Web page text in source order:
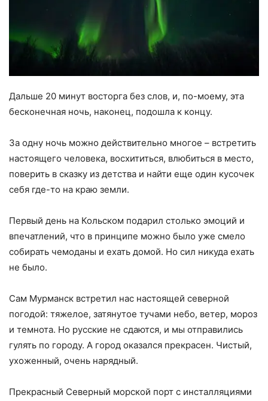
Дальше 20 минут восторга без слов, и, по-моему, эта
бесконечная ночь, наконец, подошла к концу.
За одну ночь можно действительно многое – встретить
настоящего человека, восхититься, влюбиться в место,
поверить в сказку из детства и найти еще один кусочек
себя где-то на краю земли.
Первый день на Кольском подарил столько эмоций и
впечатлений, что в принципе можно было уже смело
собирать чемоданы и ехать домой. Но сил никуда ехать
не было.
Сам Мурманск встретил нас настоящей северной
погодой: тяжелое, затянутое тучами небо, ветер, мороз
и темнота. Но русские не сдаются, и мы отправились
гулять по городу. А город оказался прекрасен. Чистый,
ухоженный, очень нарядный.
Прекрасный Северный морской порт с инсталляциями